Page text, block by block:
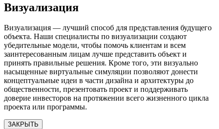
Визуализация
Визуализация — лучший способ для представления будущего
объекта. Наши специалисты по визуализации создают
убедительные модели, чтобы помочь клиентам и всем
заинтересованным лицам лучше представить объект и
принять правильные решения. Кроме того, эти визуально
насыщенные виртуальные симуляции позволяют донести
концептуальные идеи в части дизайна и архитектуры до
общественности, презентовать проект и поддерживать
доверие инвесторов на протяжении всего жизненного цикла
проекта или программы.
ЗАКРЫТЬ